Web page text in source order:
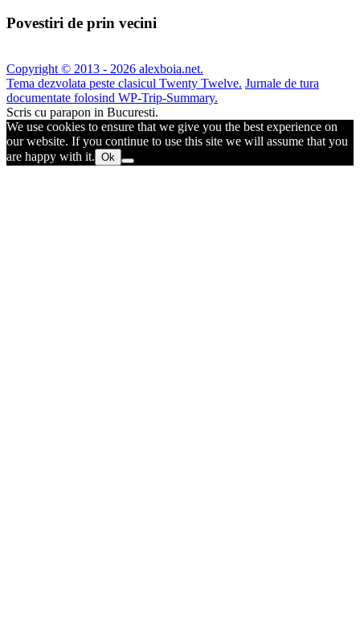
Povestiri de prin vecini
Copyright © 2013 - 2026 alexboia.net.
Tema dezvolata peste clasicul Twenty Twelve. Jurnale de tura
documentate folosind WP-Trip-Summary.
Scris cu parapon in Bucuresti.
We use cookies to ensure that we give you the best experience on
our website. If you continue to use this site we will assume that you
are happy with it. Ok